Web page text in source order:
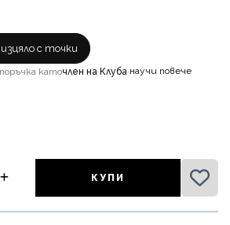
изцяло с точки
каточлен на Клуба·научи повече
КУПИ